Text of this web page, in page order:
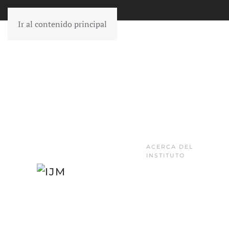
Ir al contenido principal
ACERCA DEL
INSTITUTO